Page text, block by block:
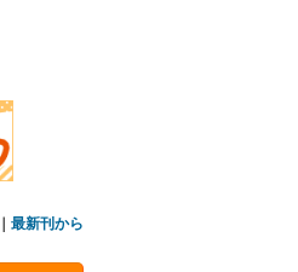
ンが待ち
最新刊から